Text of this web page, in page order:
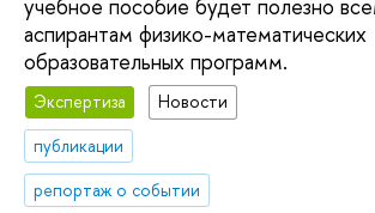
учебное пособие будет полезно
аспирантам физико-математических
образовательных программ.
Экспертиза
Новости
публикации
репортаж о событии